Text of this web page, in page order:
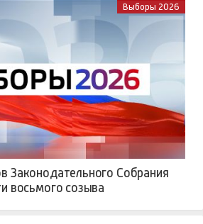
Выборы 2026
Законодательного Собрания
восьмого созыва